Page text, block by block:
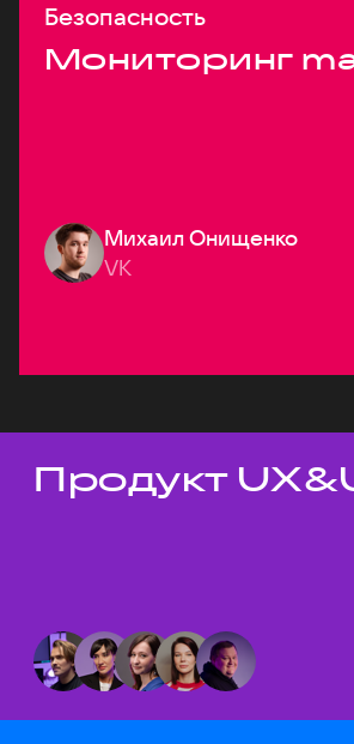
Безопасность
Мониторинг
Михаил Онищенко
VK
Темы докладов
Продукт